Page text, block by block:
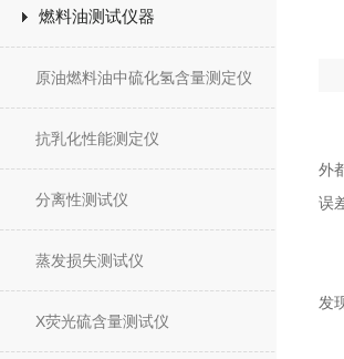
燃料油测试仪器
原油燃料油中硫化氢含量测定仪
抗乳化性能测定仪
分离性测试仪
蒸发损失测试仪
X荧光硫含量测试仪
外
误
发